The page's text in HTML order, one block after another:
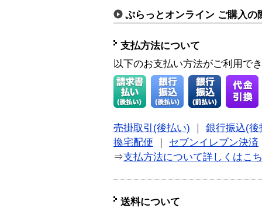
ぷらっとオンライン ご購入の
支払方法について
以下のお支払い方法がご利用で
売掛取引(後払い) ｜ 銀行振込(後
換宅配便 ｜ セブンイレブン決済
⇒支払方法について詳しくはこ
送料について